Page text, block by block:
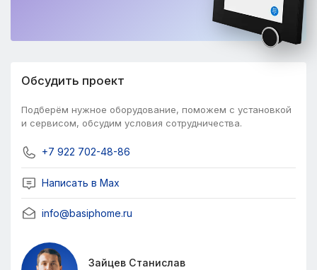
Обсудить проект
Подберём нужное оборудование, поможем с установкой
и сервисом, обсудим условия сотрудничества.
+7 922 702-48-86
Написать в Мах
info@basiphome.ru
Зайцев Станислав